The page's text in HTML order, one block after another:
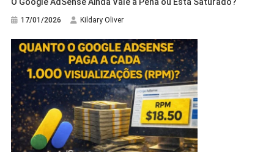
17/01/2026 Kildary Oliver